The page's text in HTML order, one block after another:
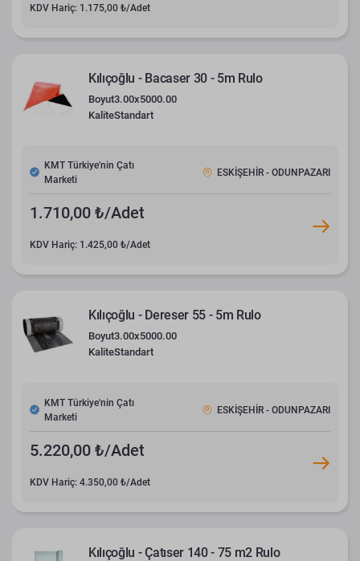
KDV Hariç: 1.175,00 ₺/Adet
Kılıçoğlu - Bacaser 30 - 5m Rulo
Boyut3.00x5000.00
KaliteStandart
KMT Türkiye'nin Çatı
Marketi
ESKİŞEHİR - ODUNPAZARI
1.710,00 ₺/Adet
KDV Hariç: 1.425,00 ₺/Adet
Kılıçoğlu - Dereser 55 - 5m Rulo
Boyut3.00x5000.00
KaliteStandart
KMT Türkiye'nin Çatı
Marketi
ESKİŞEHİR - ODUNPAZARI
5.220,00 ₺/Adet
KDV Hariç: 4.350,00 ₺/Adet
Kılıçoğlu - Çatıser 140 - 75 m2 Rulo